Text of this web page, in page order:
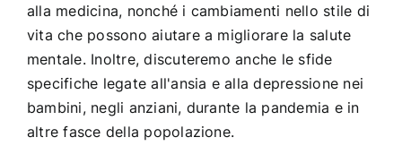
alla medicina, nonché i cambiamenti nello stile di
vita che possono aiutare a migliorare la salute
mentale. Inoltre, discuteremo anche le sfide
specifiche legate all'ansia e alla depressione nei
bambini, negli anziani, durante la pandemia e in
altre fasce della popolazione.